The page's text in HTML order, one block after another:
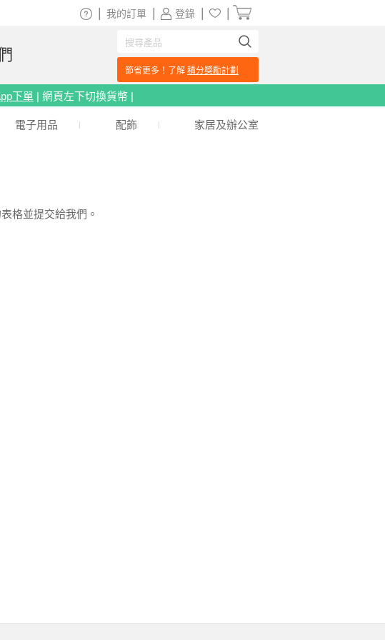
格並提交給我們。
登錄
我的訂單
節省更多！了解 積分獎勵計劃
下單 | 網頁左下切換貨幣 |
電子用品 配飾 家居及辦公室